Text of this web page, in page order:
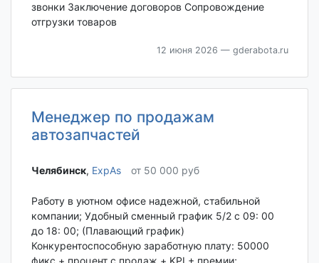
звонки Заключение договоров Сопровождение
отгрузки товаров
12 июня 2026 — gderabota.ru
Менеджер по продажам
автозапчастей
Челябинск‎, ExpAs от 50 000 руб
Работу в уютном офисе надежной, стабильной
компании; Удобный сменный график 5/2 с 09: 00
до 18: 00; (Плавающий график)
Конкурентоспособную заработную плату: 50000
фикс + процент с продаж + KPI + премии;